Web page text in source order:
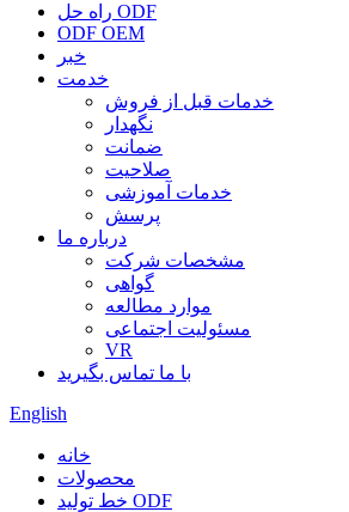
راه حل ODF
ODF OEM
خبر
خدمت
خدمات قبل از فروش
نگهدار
ضمانت
صلاحیت
خدمات آموزشی
پرسش
درباره ما
مشخصات شرکت
گواهی
موارد مطالعه
مسئولیت اجتماعی
VR
با ما تماس بگیرید
English
خانه
محصولات
خط تولید ODF